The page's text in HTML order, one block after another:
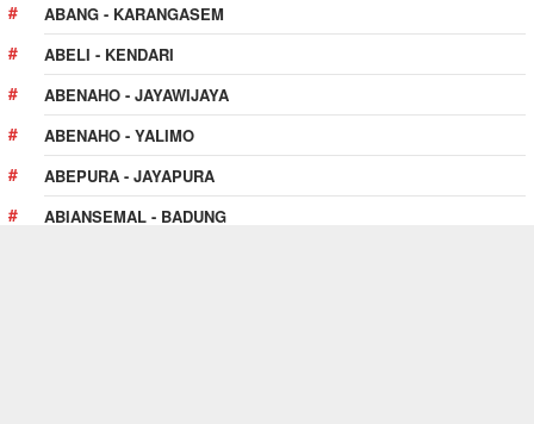
ABANG - KARANGASEM
ABELI - KENDARI
ABENAHO - JAYAWIJAYA
ABENAHO - YALIMO
ABEPURA - JAYAPURA
ABIANSEMAL - BADUNG